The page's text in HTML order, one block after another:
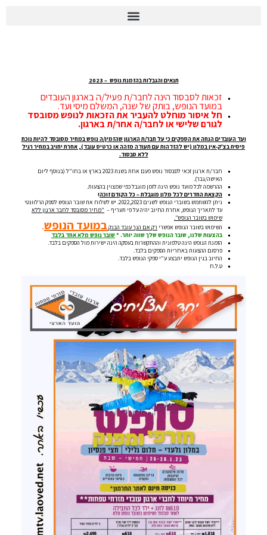
תנאים והגבלות בהזמנת נופש – 2023
זכאות לסבסוד הינה לחבר/ת פעיל/ה בארגון העובדים
במועד הנופש, בותק של שנה, המשלם מיסי ועד.
חל איסור מוחלט להעביר את הזכאות לנופש מסובסד
לגורם שלישי או לחבר/ה אחר/ת בארגון.
ועד העובדים הנחה את הספקים כי על חבר/ת הארגון שהזמין/ה נופש במחיר מסובסד להיות נוכח
פיסית בצ'ק-אין במלון (יש להזדהות עם תעודה מזהה או כרטיס עובד), אחרת יחויב במחיר רגיל
ללא סבסוד.
חבר/ת ארגון זכאי לסבסוד נופש פעם אחת בשנת 2023 בארץ או בחו"ל (בנוסף ליום
האישה/גבר).
ההרשמה לכל מועד נופש הינה לזמן מוגבל כפי שמצוין בהצעות.
הקצאת החדרים לכל מלון מוגבלת – כל הקודם זוכה!
ניתן להשתמש בשוברי הנופש לשנים 2022,2023. יש לשלוח את שובר הנופש לספק הרלוונטי
עד לתאריך הנופש, אחרת החיוב יהיה על פי תעריף – "מחיר מסובסד לחבר ארגון ללא
שימוש בשובר הנופש".
השימוש בשובר הנופש אפשרי רק אם הנך עובד הבנק במועד הנופש.
בהצעות שלנו, שובר הנופש שלך שווה יותר. *שובר נופש מלאאחד בלבד
הזמנת הנופש הינה טלפונית וההתקשרות בעסקה הינה ישירות מול הספקים בלבד.
פרסום ההצעות באחריות הספקים בלבד.
החיוב בגין הנופש יתבצע ע"י ספקי הנופש בלבד.
ט.ל.ח